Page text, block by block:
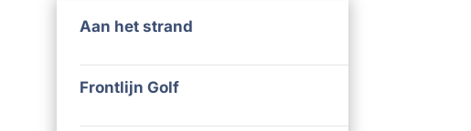
Aan het strand
Frontlijn Golf